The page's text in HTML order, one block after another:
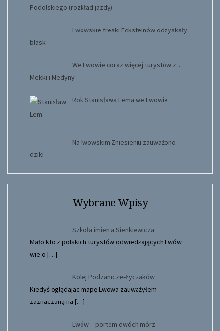
Podolskiego (rozkład jazdy)
Lwowskie freski Ecksteinów odzyskały
blask
We Lwowie coraz więcej turystów z…
Mekki i Medyny
Rok Stanisława Lema we Lwowie
Na lwowskim Zniesieniu zauważono
dziki
Wybrane Wpisy
Szkoła imienia Sienkiewicza
Mało kto z polskich turystów odwiedzających Lwów
wie o […]
Kolej Podzamcze-Łyczaków
Kiedyś oglądając mapę Lwowa zauważyłem
zaznaczoną na […]
Lwów – portem dwóch mórz